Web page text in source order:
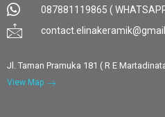
087881119865 (
Jl. Taman Pramuka 181 ( R E
View Map